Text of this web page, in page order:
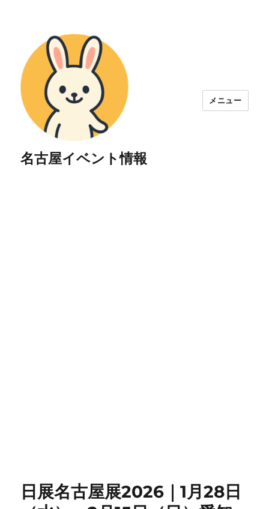
名古屋イベント情報
メニュー
日展名古屋展2026｜1月28日